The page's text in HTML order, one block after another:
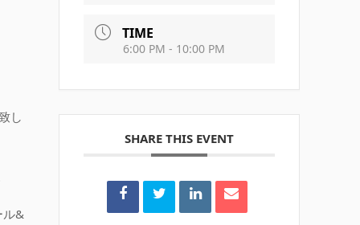
し
ル&
TIME
6:00 PM - 10:00 PM
SHARE THIS EVENT